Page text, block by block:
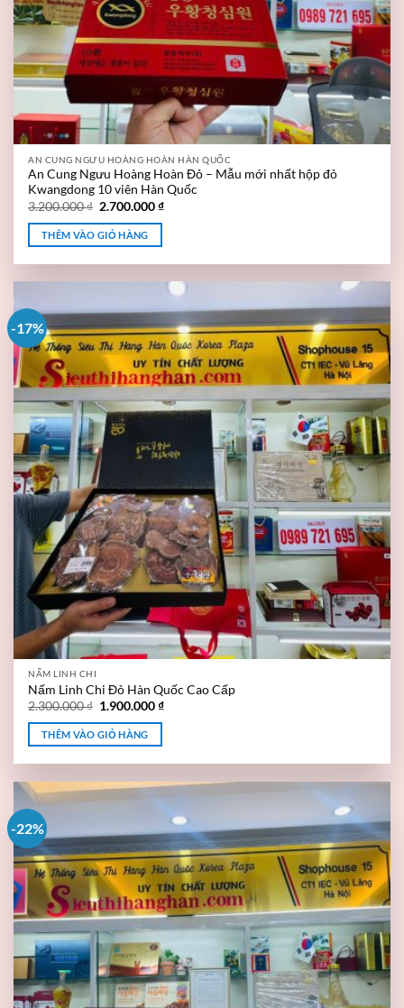
AN CUNG NGƯU HOÀNG HOÀN HÀN QUỐC
An Cung Ngưu Hoàng Hoàn Đỏ – Mẫu mới nhất hộp đỏ
Kwangdong 10 viên Hàn Quốc
3.200.000₫ 2.700.000₫
THÊM VÀO GIỎ HÀNG
-17%
NẤM LINH CHI
Nấm Linh Chi Đỏ Hàn Quốc Cao Cấp
2.300.000₫ 1.900.000₫
THÊM VÀO GIỎ HÀNG
-22%